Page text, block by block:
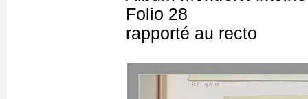
Folio 28
rapporté au recto